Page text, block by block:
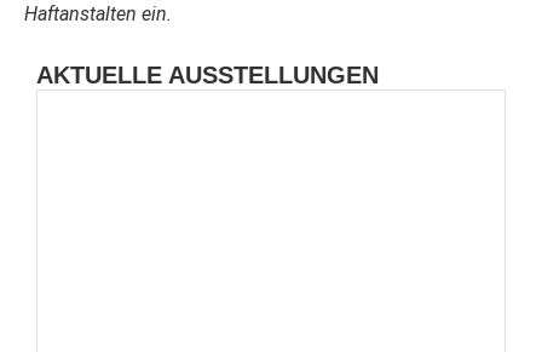
Haftanstalten ein.
AKTUELLE AUSSTELLUNGEN